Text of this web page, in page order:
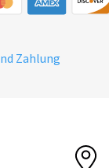
Zahlung